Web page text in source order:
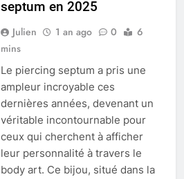
septum en 2025
Julien 1 an ago 0
6
mins
Le piercing septum a pris une
ampleur incroyable ces
dernières années, devenant un
véritable incontournable pour
ceux qui cherchent à afficher
leur personnalité à travers le
body art. Ce bijou, situé dans la